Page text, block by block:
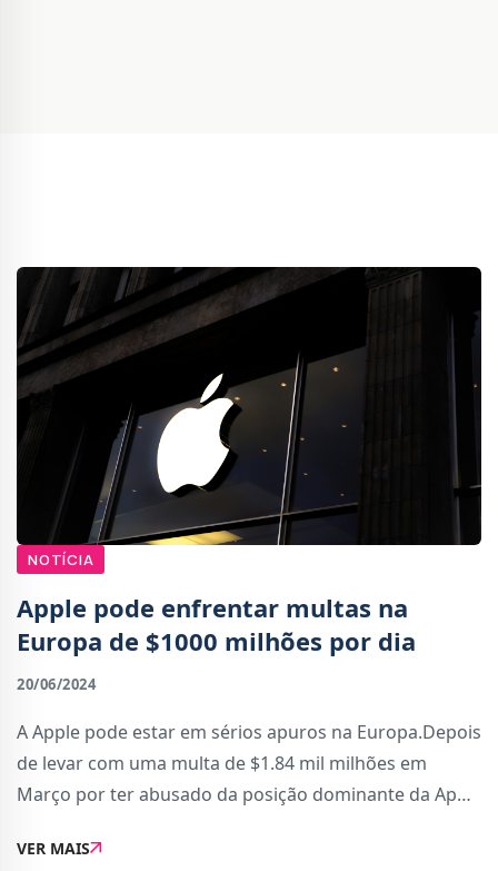
NOTÍCIA
Apple pode enfrentar multas na
Europa de $1000 milhões por dia
20/06/2024
A Apple pode estar em sérios apuros na Europa.Depois
de levar com uma multa de $1.84 mil milhões em
Março por ter abusado da posição dominante da App
como o Spotify, está novamente a ser inv
VER MAIS